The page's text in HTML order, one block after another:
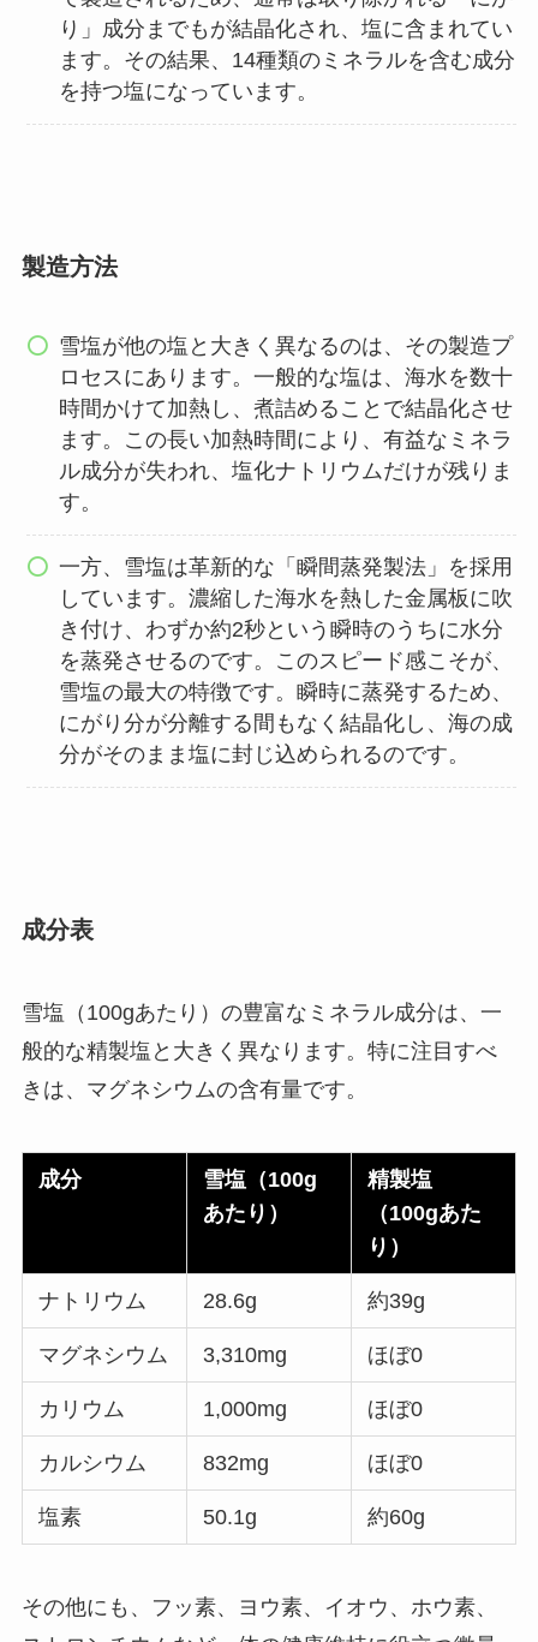
り」成分までもが結晶化され、塩に含まれてい
ます。その結果、14種類のミネラルを含む成分
を持つ塩になっています。
製造方法
雪塩が他の塩と大きく異なるのは、その製造プ
ロセスにあります。一般的な塩は、海水を数十
時間かけて加熱し、煮詰めることで結晶化させ
ます。この長い加熱時間により、有益なミネラ
ル成分が失われ、塩化ナトリウムだけが残りま
す。
一方、雪塩は革新的な「瞬間蒸発製法」を採用
しています。濃縮した海水を熱した金属板に吹
き付け、わずか約2秒という瞬時のうちに水分
を蒸発させるのです。このスピード感こそが、
雪塩の最大の特徴です。瞬時に蒸発するため、
にがり分が分離する間もなく結晶化し、海の成
分がそのまま塩に封じ込められるのです。
成分表
雪塩（100gあたり）の豊富なミネラル成分は、一
般的な精製塩と大きく異なります。特に注目すべ
きは、マグネシウムの含有量です。
成分
雪塩（100g
あたり）
精製塩
（100gあた
り）
ナトリウム 28.6g 約39g
マグネシウム 3,310mg ほぼ0
カリウム 1,000mg ほぼ0
カルシウム 832mg ほぼ0
塩素 50.1g 約60g
その他にも、フッ素、ヨウ素、イオウ、ホウ素、